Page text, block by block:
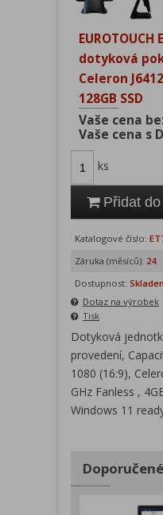
EUROTOUCH
dotyková
Celeron
128GB SSD
Vaše cena
Vaše cena s
ks
Přidat do
Katalogové číslo:
Záruka (měsíců): 24
Dostupnost:
Dotaz na výrobek
Tisk
Dotyková
provedení,
1080 (16:9),
GHz Fanless ,
Windows 11